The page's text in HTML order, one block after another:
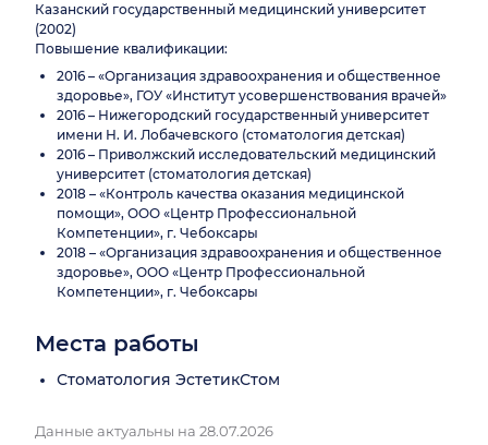
Казанский государственный медицинский университет
(2002)
Повышение квалификации:
2016 – «Организация здравоохранения и общественное
здоровье», ГОУ «Институт усовершенствования врачей»
2016 – Нижегородский государственный университет
имени Н. И. Лобачевского (стоматология детская)
2016 – Приволжский исследовательский медицинский
университет (стоматология детская)
2018 – «Контроль качества оказания медицинской
помощи», ООО «Центр Профессиональной
Компетенции», г. Чебоксары
2018 – «Организация здравоохранения и общественное
здоровье», ООО «Центр Профессиональной
Компетенции», г. Чебоксары
Места работы
Стоматология ЭстетикСтом
Данные актуальны на 28.07.2026